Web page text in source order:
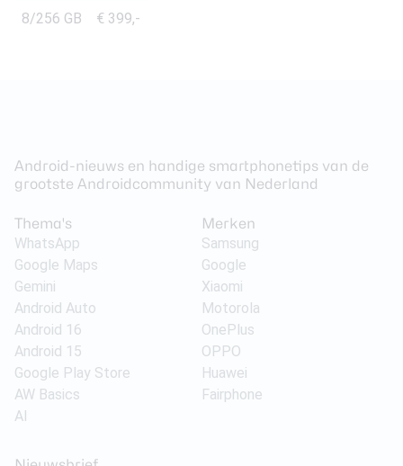
8/256 GB € 399,-
Android-nieuws en handige smartphonetips van de
grootste Androidcommunity van Nederland
Thema's
WhatsApp
Google Maps
Gemini
Android Auto
Android 16
Android 15
Google Play Store
AW Basics
AI
Merken
Samsung
Google
Xiaomi
Motorola
OnePlus
OPPO
Huawei
Fairphone